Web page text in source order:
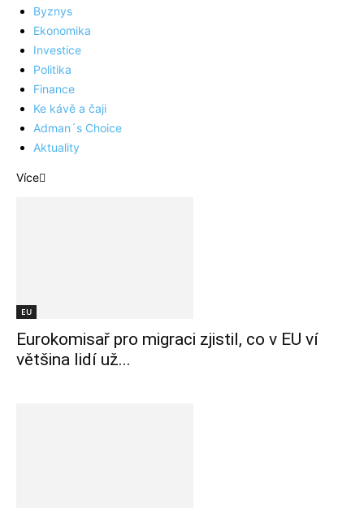
Byznys
Ekonomika
Investice
Politika
Finance
Ke kávě a čaji
Adman´s Choice
Aktuality
Více
EU
Eurokomisař pro migraci zjistil, co v EU ví
většina lidí už...